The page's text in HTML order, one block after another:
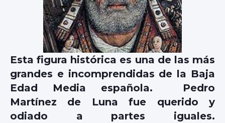
Esta figura histórica es una de las más
grandes e incomprendidas de la Baja
Edad Media española. Pedro
Martínez de Luna fue querido y
odiado a partes iguales.